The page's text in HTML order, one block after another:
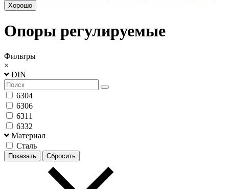
Хорошо
Опоры регулируемые
Фильтры
×
DIN
6304
6306
6311
6332
Материал
Сталь